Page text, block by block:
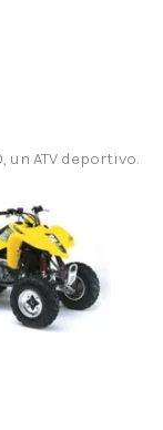
ATV deportivo.